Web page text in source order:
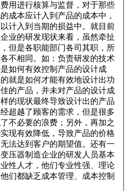
用进行核算与监督，对于那些
成本应计入到产品的成本中，
计入到当期的损益中。就目前
业的研发现状来看，虽然牵扯
但是各职能部门各司其职，所
不相同。如：负责研发的技术
如何有效控制产品的设计成
就是如何才能有效地设计出功
的产品，并未对产品的设计成
的现状最终导致设计出的产品
超越了顾客的需求，但是很多
不必要的浪费；另外，再加之
现有效降低，导致产品的价格
法达到客户的期望值。还有一
压器制造企业的研发人员基本
性人才，他们专业性强、理论
们都缺乏成本管理、成本控制